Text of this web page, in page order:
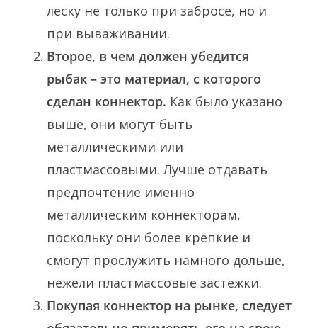
леску не только при забросе, но и
при вываживании.
Второе, в чем должен убедится
рыбак – это материал, с которого
сделан коннектор. Как было указано
выше, они могут быть
металлическими или
пластмассовыми. Лучше отдавать
предпочтение именно
металлическим коннекторам,
поскольку они более крепкие и
смогут прослужить намного дольше,
нежели пластмассовые застежки.
Покупая коннектор на рынке, следует